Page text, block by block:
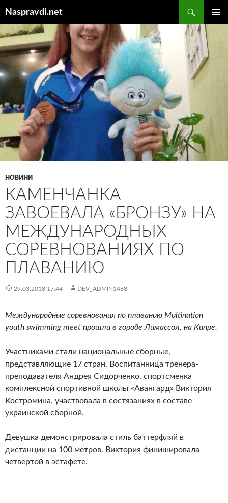
вмісту
Naspravdi.net
МЕНЮ
НОВИНИ
КАМЕНЧАНКА
ЗАВОЕВАЛА «БРОНЗУ» НА
МЕЖДУНАРОДНЫХ
СОРЕВНОВАНИЯХ ПО
ПЛАВАНИЮ
29.03.2018 17:44 DEV_ADMIN1488
Международные соревнования по плаванию Multination
youth swimming meet прошли в городе Лимассол, на Кипре.
Участниками стали национальные сборные,
представляющие 17 стран. Воспитанница тренера-
преподавателя Андрея Сидорченко, спортсменка
комплексной спортивной школы «Авангард» Виктория
Костромина, участвовала в состязаниях в составе
украинской сборной.
Девушка демонстрировала стиль баттерфляй в
дистанции на 100 метров. Виктория финишировала
четвертой в эстафете.